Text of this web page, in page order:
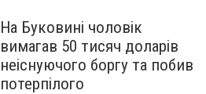
На Буковині чоловік
вимагав 50 тисяч доларів
неіснуючого боргу та побив
потерпілого